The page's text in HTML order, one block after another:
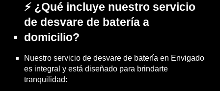
⚡ ¿Qué incluye nuestro servicio
de desvare de batería a
domicilio?
Nuestro servicio de desvare de batería en Envigado
es integral y está diseñado para brindarte
tranquilidad: